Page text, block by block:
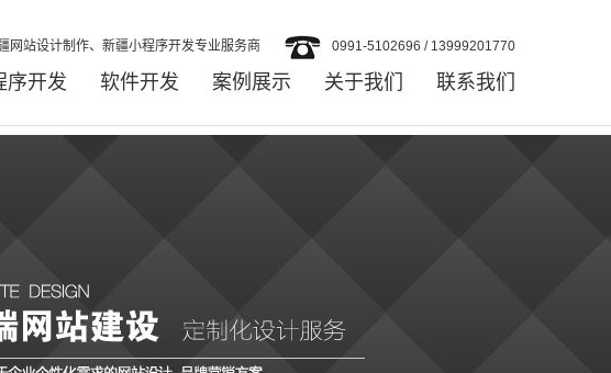
网站设计制作、新疆小程序开发专业服务商 0991-5102696 / 13999201770
序开发 软件开发 案例展示 关于我们 联系我们